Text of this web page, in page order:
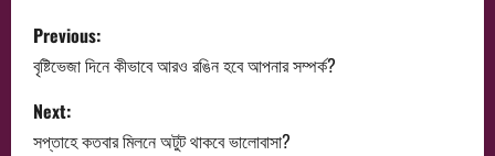
P
o
s
Previous:
বৃষ্টিভেজা দিনে কীভাবে আরও রঙিন হবে আপনার সম্পর্ক?
Next:
সপ্তাহে কতবার মিলনে অটুট থাকবে ভালোবাসা?